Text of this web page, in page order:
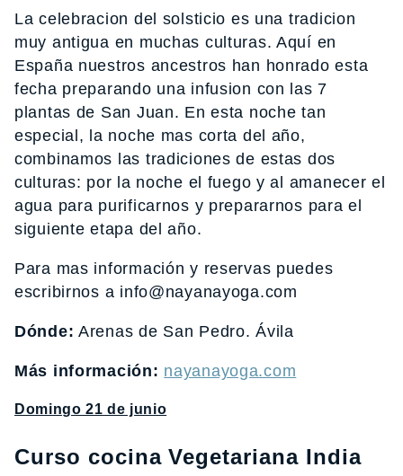
La celebracion del solsticio es una tradicion
muy antigua en muchas culturas. Aquí en
España nuestros ancestros han honrado esta
fecha preparando una infusion con las 7
plantas de San Juan. En esta noche tan
especial, la noche mas corta del año,
combinamos las tradiciones de estas dos
culturas: por la noche el fuego y al amanecer el
agua para purificarnos y prepararnos para el
siguiente etapa del año.
Para mas información y reservas puedes
escribirnos a info@nayanayoga.com
Dónde: Arenas de San Pedro. Ávila
Más información: nayanayoga.com
Domingo 21 de junio
Curso cocina Vegetariana India